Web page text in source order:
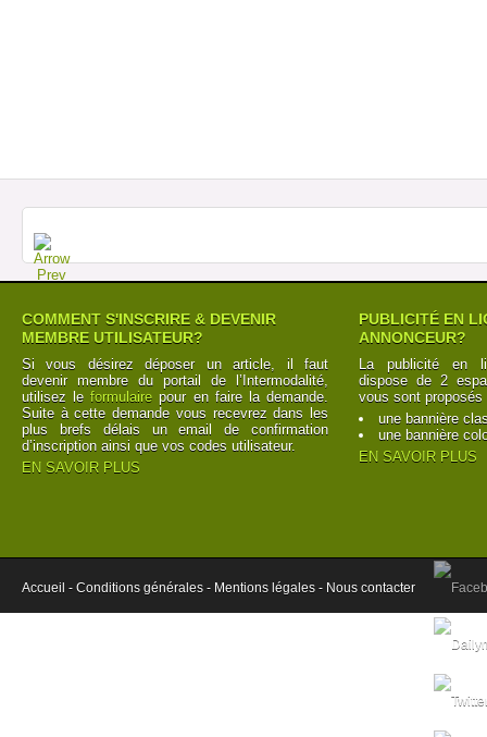
COMMENT S'INSCRIRE & DEVENIR
MEMBRE UTILISATEUR?
Si vous désirez déposer un article, il faut
devenir membre du portail de l’Intermodalité,
utilisez leformulaire pour en faire la demande.
Suite à cette demande vous recevrez dans les
plus brefs délais un email de confirmation
d’inscription ainsi que vos codes utilisateur.
EN SAVOIR PLUS
PUBLICITÉ EN
ANNONCEUR?
La publicité en
dispose de 2
vous sont proposés
une bannière
une bannière
EN SAVOIR PLUS
Accueil - Conditions générales - Mentions légales - Nous contacter